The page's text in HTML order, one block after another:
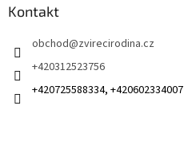
Kontakt
obchod@zvirecirodina.cz
+420312523756
+420725588334, +420602334007